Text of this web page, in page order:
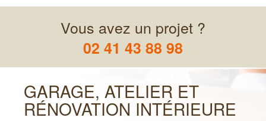
Vous avez un projet ?
02 41 43 88 98
GARAGE, ATELIER ET
RÉNOVATION INTÉRIEURE